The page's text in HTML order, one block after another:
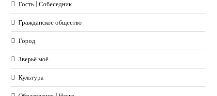
Гость | Собеседник
Гражданское общество
Город
Зверьё моё
Культура